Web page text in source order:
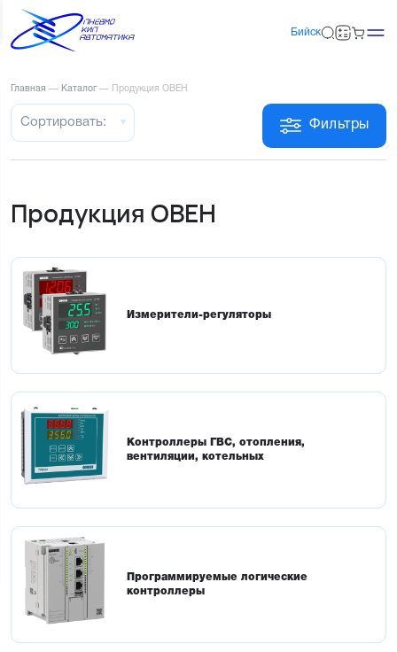
Бийск
Главная — Каталог — Продукция ОВЕН
Фильтры
Сортировать:
Продукция ОВЕН
Измерители-регуляторы
Контроллеры ГВС, отопления,
вентиляции, котельных
Программируемые логические
контроллеры